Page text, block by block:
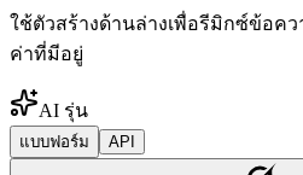
ใช้ตัวสร้างด้านล่างเพื่อรีมิกซ์ข้อค
ค่าที่มีอยู่
AI รุ่น
แบบฟอร์ม API